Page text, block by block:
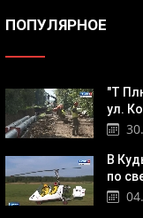
ПОПУЛЯРНОЕ
"Т
ул.
В
по